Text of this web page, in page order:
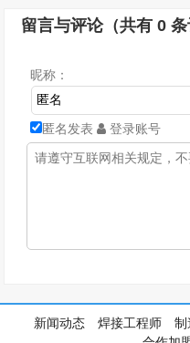
留言与评论（共有0 条
昵称：
匿名发表 登录账号
新闻动态 焊接工程师 制